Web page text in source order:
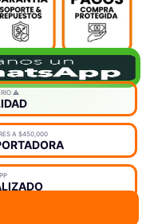
⚠️
A $450,000